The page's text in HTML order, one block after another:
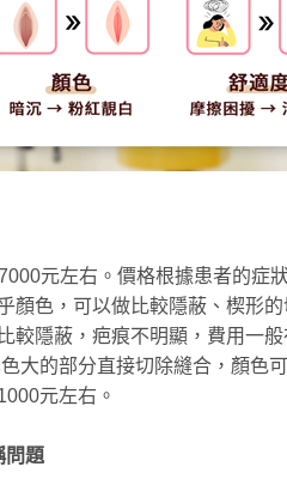
元左右。價格根據患者的症
顏色，可以做比較隱蔽、楔形
較隱蔽，疤痕不明顯，費用一
大的部分直接切除縫合，顏色可
元左右。
問題